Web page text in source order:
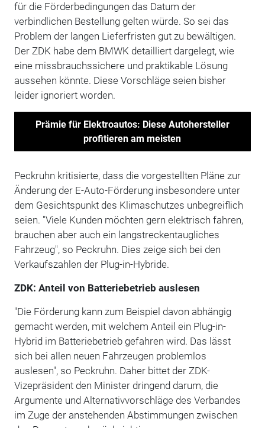
für die Förderbedingungen das Datum der
verbindlichen Bestellung gelten würde. So sei das
Problem der langen Lieferfristen gut zu bewältigen.
Der ZDK habe dem BMWK detailliert dargelegt, wie
eine missbrauchssichere und praktikable Lösung
aussehen könnte. Diese Vorschläge seien bisher
leider ignoriert worden.
Prämie für Elektroautos: Diese Autohersteller
profitieren am meisten
Peckruhn kritisierte, dass die vorgestellten Pläne zur
Änderung der E-Auto-Förderung insbesondere unter
dem Gesichtspunkt des Klimaschutzes unbegreiflich
seien. "Viele Kunden möchten gern elektrisch fahren,
brauchen aber auch ein langstreckentaugliches
Fahrzeug", so Peckruhn. Dies zeige sich bei den
Verkaufszahlen der Plug-in-Hybride.
ZDK: Anteil von Batteriebetrieb auslesen
"Die Förderung kann zum Beispiel davon abhängig
gemacht werden, mit welchem Anteil ein Plug-in-
Hybrid im Batteriebetrieb gefahren wird. Das lässt
sich bei allen neuen Fahrzeugen problemlos
auslesen", so Peckruhn. Daher bittet der ZDK-
Vizepräsident den Minister dringend darum, die
Argumente und Alternativvorschläge des Verbandes
im Zuge der anstehenden Abstimmungen zwischen